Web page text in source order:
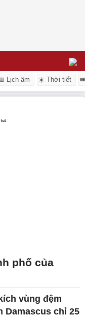
Lịch âm ☀️ Thời tiết
phố của
vùng đệm
Damascus chỉ 25